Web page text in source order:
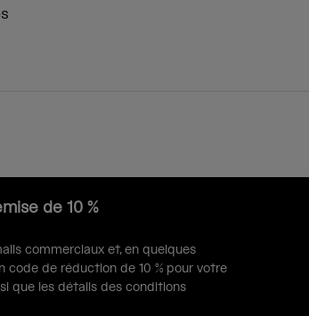
de 10 %
commerciaux et, en quelques
code de réduction de 10 % pour votre
que les détails des conditions